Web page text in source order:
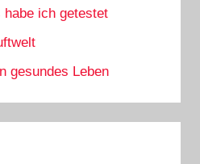
ich getestet
gesundes Leben